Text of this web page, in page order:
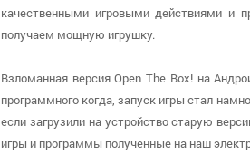
качественными игровыми действиями и
получаем мощную игрушку.
Взломанная версия Open The Box! на
программного когда, запуск игры стал
если загрузили на устройство старую
игры и программы полученные на наш